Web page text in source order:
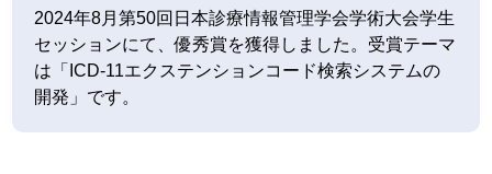
2024年8月第50回日本診療情報管理学会学術大会学生
セッションにて、優秀賞を獲得しました。受賞テーマ
は「ICD-11エクステンションコード検索システムの
開発」です。